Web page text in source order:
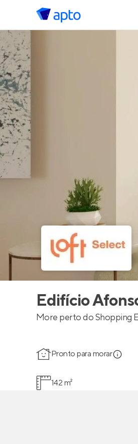
Edifício
More perto do Shopping
Pronto para morar
142 m²